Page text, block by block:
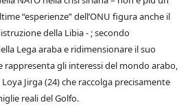
“esperienze” dell’ONU figura anche il
della Libia - ; secondo
Lega araba e ridimensionare il suo
rappresenta gli interessi del mondo arabo,
Jirga (24) che raccolga precisamente
reali del Golfo.